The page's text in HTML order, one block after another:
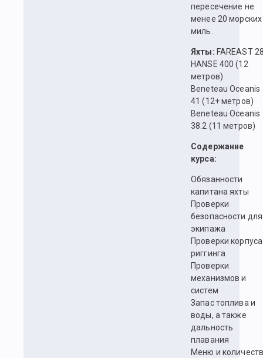
пересечение не
менее 20 морских
миль.
Яхты: FAREAST
HANSE 400 (12
метров)
Beneteau Oceanis
41 (12+ метров)
Beneteau Oceanis
38.2 (11 метров)
Содержание
курса:
Обязанности
капитана яхты
Проверки
безопасности для
экипажа
Проверки
риггинга
Проверки
механизмов и
систем
Запас топлива и
воды, а также
дальность
плавания
Меню и